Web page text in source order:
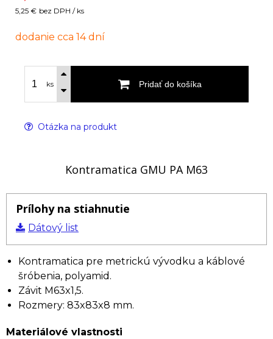
5,25 € bez DPH / ks
dodanie cca 14 dní
ks Pridať do košíka
Otázka na produkt
Kontramatica GMU PA M63
Prílohy na stiahnutie
Dátový list
Kontramatica pre metrickú vývodku a káblové
šróbenia, polyamid.
Závit M63x1,5.
Rozmery: 83x83x8 mm.
Materiálové vlastnosti